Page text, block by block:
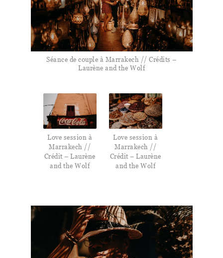
Séance de couple à Marrakech // Crédits –
Laurène and the Wolf
Love session à
Marrakech //
Crédit – Laurène
and the Wolf
Love session à
Marrakech //
Crédit – Laurène
and the Wolf